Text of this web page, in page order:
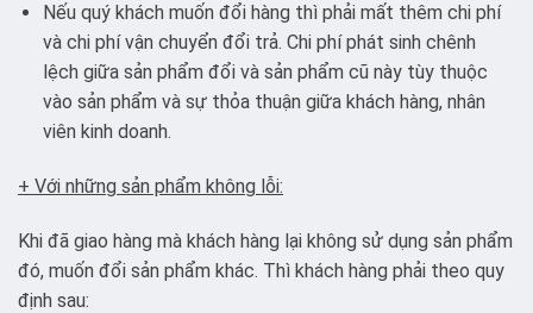
Nếu quý khách muốn đổi hàng thì phải mất thêm chi phí
và chi phí vận chuyển đổi trả. Chi phí phát sinh chênh
lệch giữa sản phẩm đổi và sản phẩm cũ này tùy thuộc
vào sản phẩm và sự thỏa thuận giữa khách hàng, nhân
viên kinh doanh.
+ Với những sản phẩm không lỗi:
Khi đã giao hàng mà khách hàng lại không sử dụng sản phẩm
đó, muốn đổi sản phẩm khác. Thì khách hàng phải theo quy
định sau: